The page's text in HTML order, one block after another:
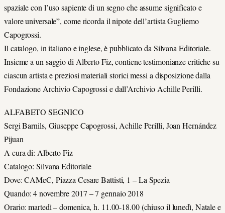
spaziale con l’uso sapiente di un segno che assume significato e
valore universale”, come ricorda il nipote dell’artista Gugliemo
Capogrossi.
Il catalogo, in italiano e inglese, è pubblicato da Silvana Editoriale.
Insieme a un saggio di Alberto Fiz, contiene testimonianze critiche su
ciascun artista e preziosi materiali storici messi a disposizione dalla
Fondazione Archivio Capogrossi e dall’Archivio Achille Perilli.
ALFABETO SEGNICO
Sergi Barnils, Giuseppe Capogrossi, Achille Perilli, Joan Hernández
Pijuan
A cura di: Alberto Fiz
Catalogo: Silvana Editoriale
Dove: CAMeC, Piazza Cesare Battisti, 1 – La Spezia
Quando: 4 novembre 2017 – 7 gennaio 2018
Orario: martedì – domenica, h. 11.00-18.00 (chiuso il lunedì, Natale e